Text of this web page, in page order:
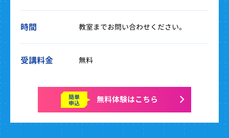
時間 教室までお問い合わせください。
受講料金 無料
簡単
申込 無料体験はこちら